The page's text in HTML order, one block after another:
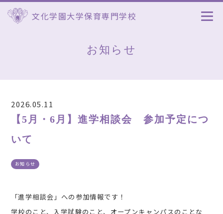
お知らせ
文化学園大学保育専門学校
2026.05.11
【5月・6月】進学相談会 参加予定につ
いて
お知らせ
「進学相談会」への参加情報です！
学校のこと、入学試験のこと、オープンキャンパスのことな